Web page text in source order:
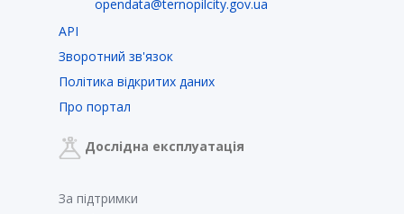
opendata@ternopilcity.gov.ua
API
Зворотний зв'язок
Політика відкритих даних
Про портал
Дослідна експлуатація
За підтримки